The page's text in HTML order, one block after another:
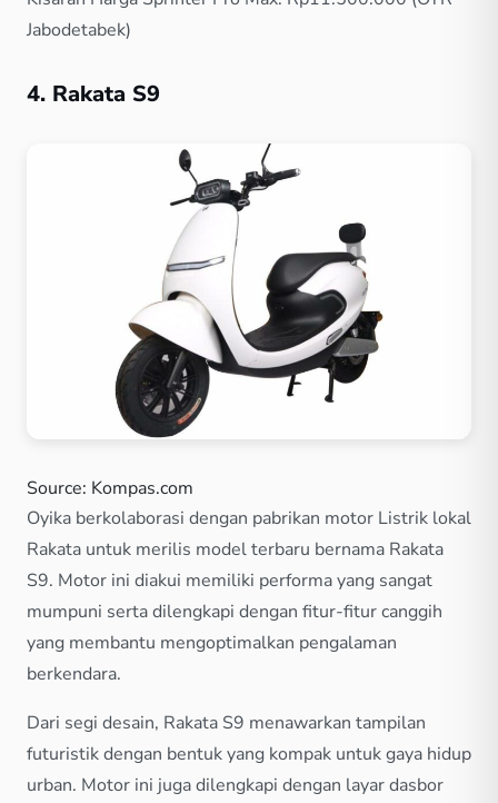
Jabodetabek)
4. Rakata S9
Source: Kompas.com
Oyika berkolaborasi dengan pabrikan motor Listrik lokal
Rakata untuk merilis model terbaru bernama Rakata
S9. Motor ini diakui memiliki performa yang sangat
mumpuni serta dilengkapi dengan fitur-fitur canggih
yang membantu mengoptimalkan pengalaman
berkendara.
Dari segi desain, Rakata S9 menawarkan tampilan
futuristik dengan bentuk yang kompak untuk gaya hidup
urban. Motor ini juga dilengkapi dengan layar dasbor